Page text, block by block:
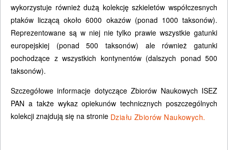
wykorzystuje również dużą kolekcję szkieletów współczesnych
ptaków liczącą około 6000 okazów (ponad 1000 taksonów).
Reprezentowane są w niej nie tylko prawie wszystkie gatunki
europejskiej (ponad 500 taksonów) ale również gatunki
pochodzące z wszystkich kontynentów (dalszych ponad 500
taksonów).
Szczegółowe informacje dotyczące Zbiorów Naukowych ISEZ
PAN a także wykaz opiekunów technicznych poszczególnych
kolekcji znajdują się na stronie Działu Zbiorów Naukowych.